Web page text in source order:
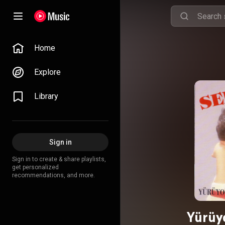
Home
Explore
Library
Sign in
Sign in to create & share playlists,
get personalized
recommendations, and more.